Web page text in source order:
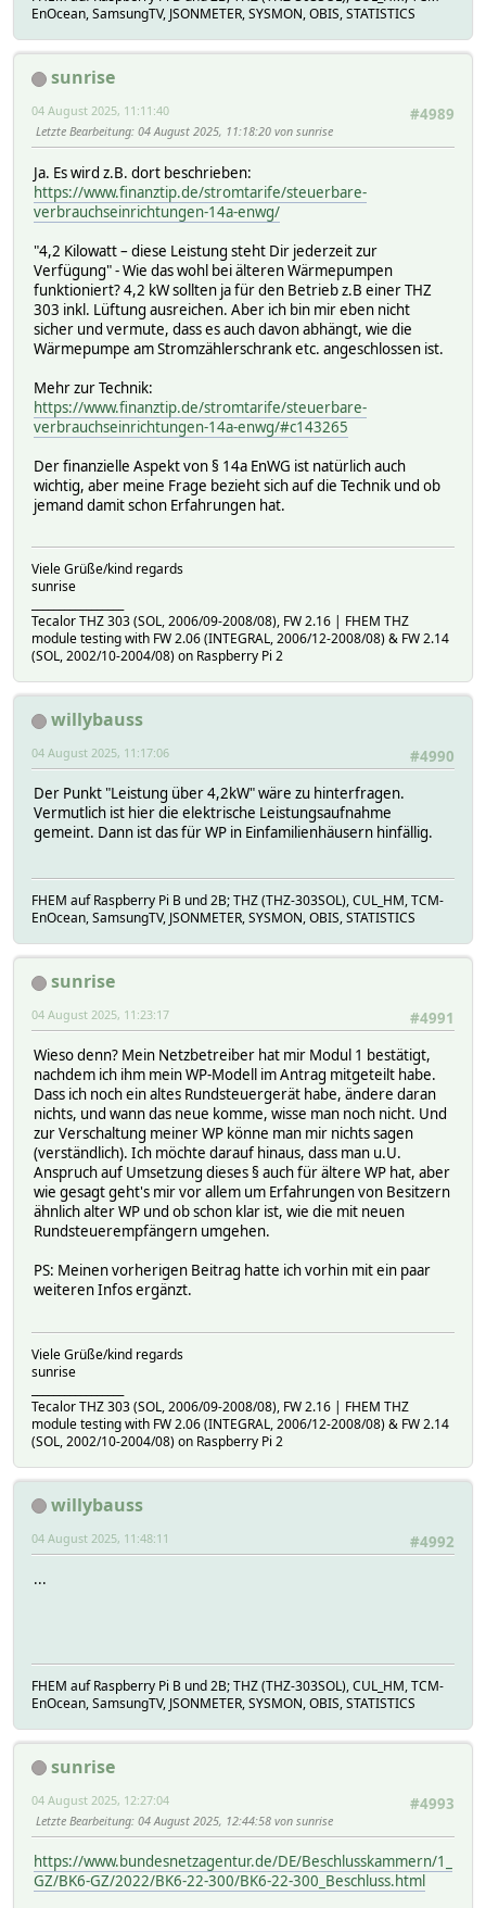
EnOcean, SamsungTV, JSONMETER, SYSMON, OBIS, STATISTICS
sunrise
#4989
04 August 2025, 11:11:40
Letzte Bearbeitung: 04 August 2025, 11:18:20 von sunrise
Ja. Es wird z.B. dort beschrieben:
https://www.finanztip.de/stromtarife/steuerbare-
verbrauchseinrichtungen-14a-enwg/
"4,2 Kilowatt – diese Leistung steht Dir jederzeit zur
Verfügung" - Wie das wohl bei älteren Wärmepumpen
funktioniert? 4,2 kW sollten ja für den Betrieb z.B einer THZ
303 inkl. Lüftung ausreichen. Aber ich bin mir eben nicht
sicher und vermute, dass es auch davon abhängt, wie die
Wärmepumpe am Stromzählerschrank etc. angeschlossen ist.
Mehr zur Technik:
https://www.finanztip.de/stromtarife/steuerbare-
verbrauchseinrichtungen-14a-enwg/#c143265
Der finanzielle Aspekt von § 14a EnWG ist natürlich auch
wichtig, aber meine Frage bezieht sich auf die Technik und ob
jemand damit schon Erfahrungen hat.
Viele Grüße/kind regards
sunrise
Tecalor THZ 303 (SOL, 2006/09-2008/08), FW 2.16 | FHEM THZ
module testing with FW 2.06 (INTEGRAL, 2006/12-2008/08) & FW 2.14
(SOL, 2002/10-2004/08) on Raspberry Pi 2
willybauss
#4990
04 August 2025, 11:17:06
Der Punkt "Leistung über 4,2kW" wäre zu hinterfragen.
Vermutlich ist hier die elektrische Leistungsaufnahme
gemeint. Dann ist das für WP in Einfamilienhäusern hinfällig.
FHEM auf Raspberry Pi B und 2B; THZ (THZ-303SOL), CUL_HM, TCM-
EnOcean, SamsungTV, JSONMETER, SYSMON, OBIS, STATISTICS
sunrise
#4991
04 August 2025, 11:23:17
Wieso denn? Mein Netzbetreiber hat mir Modul 1 bestätigt,
nachdem ich ihm mein WP-Modell im Antrag mitgeteilt habe.
Dass ich noch ein altes Rundsteuergerät habe, ändere daran
nichts, und wann das neue komme, wisse man noch nicht. Und
zur Verschaltung meiner WP könne man mir nichts sagen
(verständlich). Ich möchte darauf hinaus, dass man u.U.
Anspruch auf Umsetzung dieses § auch für ältere WP hat, aber
wie gesagt geht's mir vor allem um Erfahrungen von Besitzern
ähnlich alter WP und ob schon klar ist, wie die mit neuen
Rundsteuerempfängern umgehen.
PS: Meinen vorherigen Beitrag hatte ich vorhin mit ein paar
weiteren Infos ergänzt.
Viele Grüße/kind regards
sunrise
Tecalor THZ 303 (SOL, 2006/09-2008/08), FW 2.16 | FHEM THZ
module testing with FW 2.06 (INTEGRAL, 2006/12-2008/08) & FW 2.14
(SOL, 2002/10-2004/08) on Raspberry Pi 2
willybauss
#4992
04 August 2025, 11:48:11
...
FHEM auf Raspberry Pi B und 2B; THZ (THZ-303SOL), CUL_HM, TCM-
EnOcean, SamsungTV, JSONMETER, SYSMON, OBIS, STATISTICS
sunrise
#4993
04 August 2025, 12:27:04
Letzte Bearbeitung: 04 August 2025, 12:44:58 von sunrise
https://www.bundesnetzagentur.de/DE/Beschlusskammern/1_
GZ/BK6-GZ/2022/BK6-22-300/BK6-22-300_Beschluss.html